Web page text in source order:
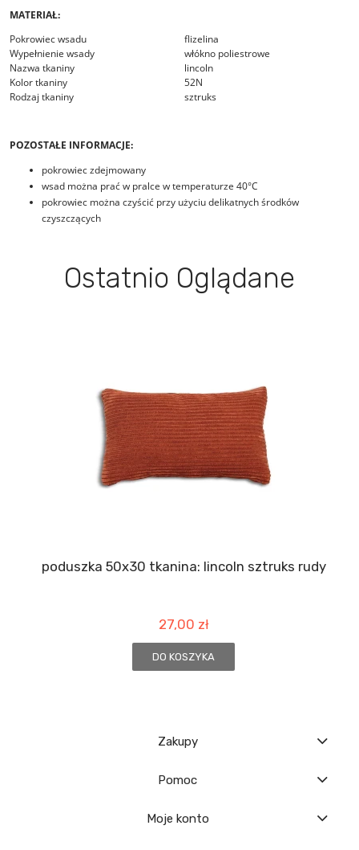
MATERIAŁ:
Pokrowiec wsadu
flizelina
Wypełnienie wsady
włókno poliestrowe
Nazwa tkaniny
lincoln
Kolor tkaniny
52N
Rodzaj tkaniny
sztruks
POZOSTAŁE INFORMACJE:
pokrowiec zdejmowany
wsad można prać w pralce w temperaturze 40°C
pokrowiec można czyścić przy użyciu delikatnych środków
czyszczących
Ostatnio Oglądane
poduszka 50x30 tkanina: lincoln sztruks rudy
27,00 zł
DO KOSZYKA
Zakupy
Pomoc
Moje konto